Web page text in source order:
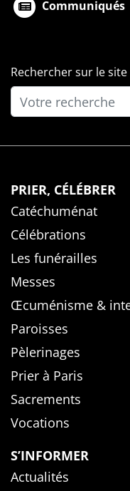
Communiqués
Rechercher sur le site
PRIER, CÉLÉBRER
Catéchuménat
Célébrations
Les funérailles
Messes
Œcuménisme &
Paroisses
Pèlerinages
Prier à Paris
Sacrements
Vocations
S’INFORMER
Actualités